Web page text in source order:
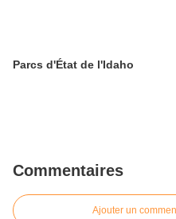
Parcs d'État de l'Idaho
Commentaires
Ajouter un